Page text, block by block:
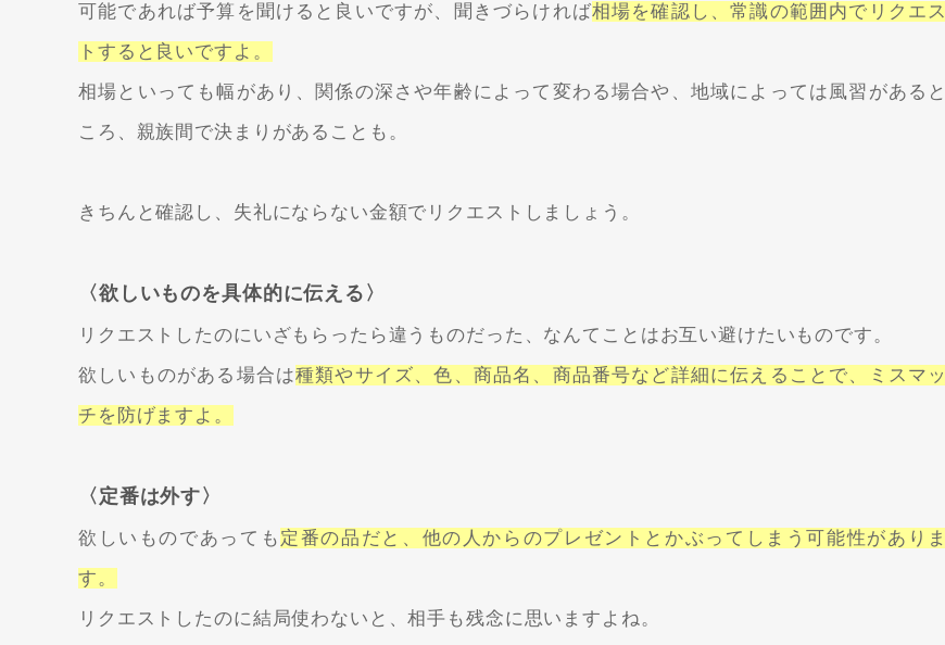
可能であれば予算を聞けると良いですが、聞きづらければ相場を確認し、常識の範囲内でリクエス
トすると良いですよ。
相場といっても幅があり、関係の深さや年齢によって変わる場合や、地域によっては風習があると
ころ、親族間で決まりがあることも。
きちんと確認し、失礼にならない金額でリクエストしましょう。
〈欲しいものを具体的に伝える〉
リクエストしたのにいざもらったら違うものだった、なんてことはお互い避けたいものです。
欲しいものがある場合は種類やサイズ、色、商品名、商品番号など詳細に伝えることで、ミスマッ
チを防げますよ。
〈定番は外す〉
欲しいものであっても 定番の品だと、他の人からのプレゼントとかぶってしまう可能性がありま
す。
リクエストしたのに結局使わないと、相手も残念に思いますよね。